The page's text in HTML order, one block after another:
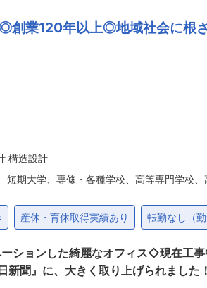
設け、グレードによって月2,500〜
の生活に合わせた働き方を実現して
子供が小学校4年生まで時短勤務OK
創業120年以上◎地域社会に根
構造設計
短期大学、専修・各種学校、高等専門学校、
産休・育休取得実績あり 転勤なし（勤
ションした綺麗なオフィス◇現在工
新聞』に、大きく取り上げられまし